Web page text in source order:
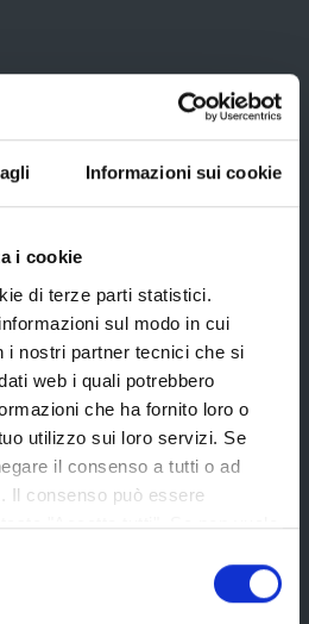
Informazioni sui cookie
i cookie
di terze parti statistici.
sul modo in cui
i nostri partner tecnici che si
web i quali potrebbero
che ha fornito loro o
utilizzo sui loro servizi. Se
il consenso a tutti o ad
Il consenso può essere
"Accetta tutti". Se non vuole
di Reggio Emilia